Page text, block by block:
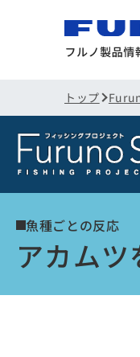
トップ
魚種ごとの反応
アカム